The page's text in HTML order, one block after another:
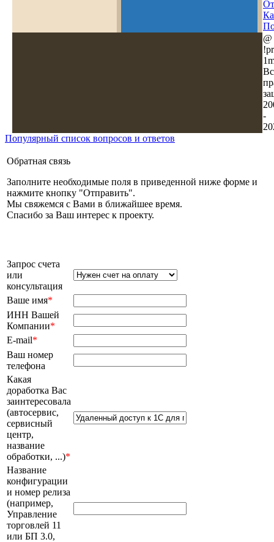
@
-
нажмите кнопку "Отправить".
Мы свяжемся с Вами в ближайшее время.
Спасибо за Ваш интерес к проекту.
или
консультация
Ваше имя*
ИНН Вашей
Компании*
E-mail*
Ваш номер
телефона
Какая
доработка Вас
заинтересовала
(автосервис,
сервисный
центр,
название
обработки, ...)
Название
конфигурации
и номер релиза
(например,
Управление
торговлей 11
или БП 3.0,
...)*